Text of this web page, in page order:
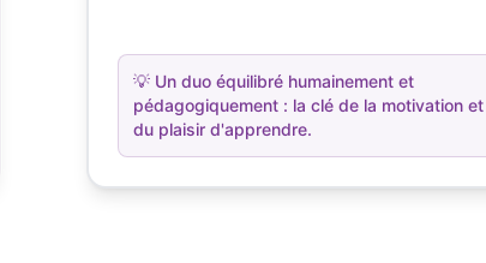
💡 Un duo équilibré humainement et
pédagogiquement : la clé de la motivation et
du plaisir d'apprendre.